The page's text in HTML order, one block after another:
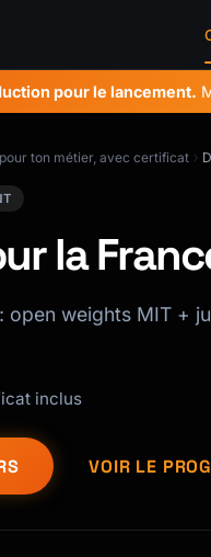
pour le lancement.
ton métier, avec certificat
la
open weights MIT +
inclus
VOIR LE